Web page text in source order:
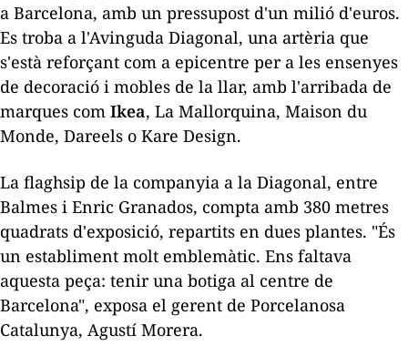
a Barcelona, amb un pressupost d'un milió d'euros.
Es troba a l'Avinguda Diagonal, una artèria que
s'està reforçant com a epicentre per a les ensenyes
de decoració i mobles de la llar, amb l'arribada de
marques com Ikea, La Mallorquina, Maison du
Monde, Dareels o Kare Design.
La flaghsip de la companyia a la Diagonal, entre
Balmes i Enric Granados, compta amb 380 metres
quadrats d'exposició, repartits en dues plantes. "És
un establiment molt emblemàtic. Ens faltava
aquesta peça: tenir una botiga al centre de
Barcelona", exposa el gerent de Porcelanosa
Catalunya, Agustí Morera.